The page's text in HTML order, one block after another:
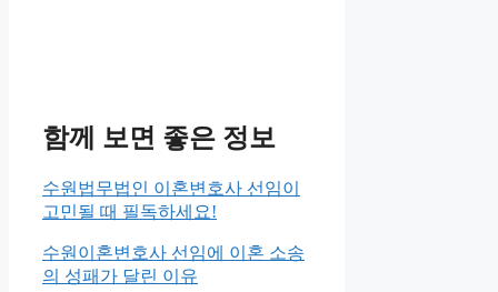
함께 보면 좋은 정보
수원법무법인 이혼변호사 선임이
고민될 때 필독하세요!
수원이혼변호사 선임에 이혼 소송
의 성패가 달린 이유